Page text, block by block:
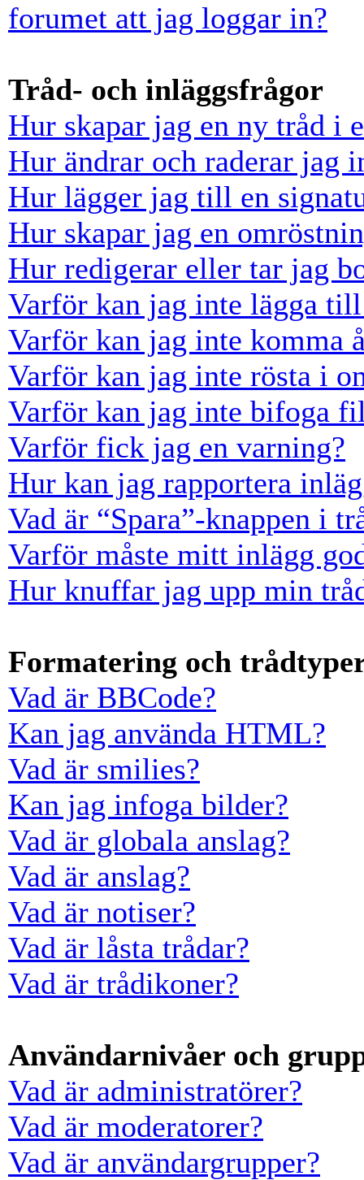
forumet att jag loggar in?
Tråd- och inläggsfrågor
Hur skapar jag en ny tråd i
Hur ändrar och raderar jag
Hur lägger jag till en
Hur skapar jag en
Hur redigerar eller tar jag
Varför kan jag inte lägga
Varför kan jag inte komma
Varför kan jag inte rösta i
Varför kan jag inte bifoga
Varför fick jag en varning?
Hur kan jag rapportera
Vad är “Spara”-knappen i
Varför måste mitt inlägg
Hur knuffar jag upp min
Formatering och
Vad är BBCode?
Kan jag använda HTML?
Vad är smilies?
Kan jag infoga bilder?
Vad är globala anslag?
Vad är anslag?
Vad är notiser?
Vad är låsta trådar?
Vad är trådikoner?
Användarnivåer och
Vad är administratörer?
Vad är moderatorer?
Vad är användargrupper?